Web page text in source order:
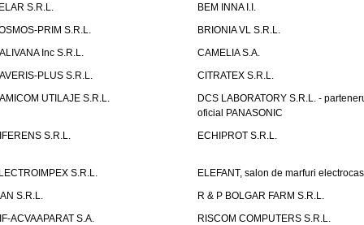
S.R.L.
BEM INNA I.I.
PRIM S.R.L.
BRIONIA VL S.R.L.
Inc S.R.L.
CAMELIA S.A.
PLUS S.R.L.
CITRATEX S.R.L.
UTILAJE S.R.L.
DCS LABORATORY S.R.L. -
oficial PANASONIC
S.R.L.
ECHIPROT S.R.L.
S.R.L.
ELEFANT, salon de marfuri
S.R.L.
R & P BOLGAR FARM S.R.L.
ACVAAPARAT S.A.
RISCOM COMPUTERS S.R.L.